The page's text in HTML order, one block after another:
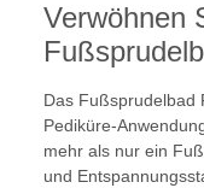
Verwöhnen
Das Fußsprudelbad
Pediküre-
mehr als nur ein
und